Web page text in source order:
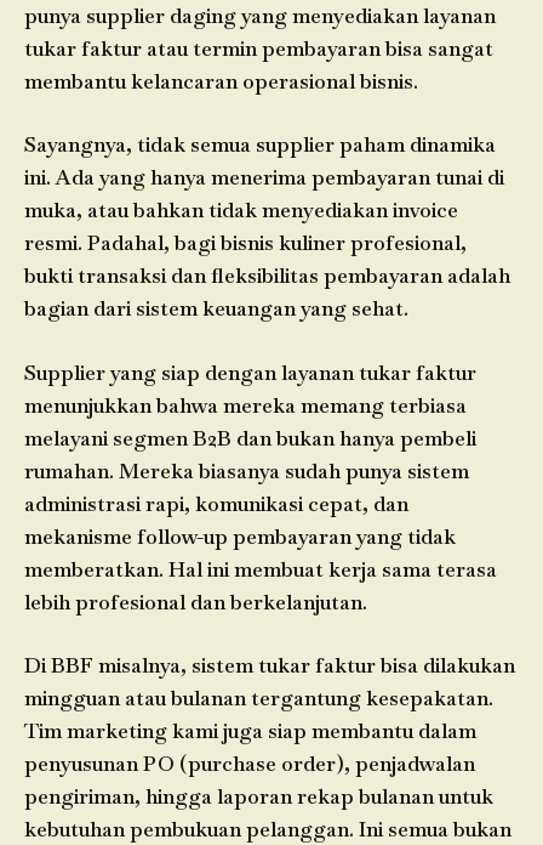
punya supplier daging yang menyediakan layanan
tukar faktur atau termin pembayaran bisa sangat
membantu kelancaran operasional bisnis.
Sayangnya, tidak semua supplier paham dinamika
ini. Ada yang hanya menerima pembayaran tunai di
muka, atau bahkan tidak menyediakan invoice
resmi. Padahal, bagi bisnis kuliner profesional,
bukti transaksi dan fleksibilitas pembayaran adalah
bagian dari sistem keuangan yang sehat.
Supplier yang siap dengan layanan tukar faktur
menunjukkan bahwa mereka memang terbiasa
melayani segmen B2B dan bukan hanya pembeli
rumahan. Mereka biasanya sudah punya sistem
administrasi rapi, komunikasi cepat, dan
mekanisme follow-up pembayaran yang tidak
memberatkan. Hal ini membuat kerja sama terasa
lebih profesional dan berkelanjutan.
Di BBF misalnya, sistem tukar faktur bisa dilakukan
mingguan atau bulanan tergantung kesepakatan.
Tim marketing kami juga siap membantu dalam
penyusunan PO (purchase order), penjadwalan
pengiriman, hingga laporan rekap bulanan untuk
kebutuhan pembukuan pelanggan. Ini semua bukan